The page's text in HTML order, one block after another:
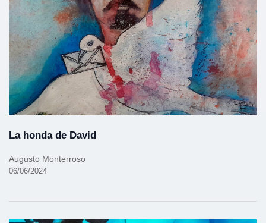
La honda de David
Augusto Monterroso
06/06/2024